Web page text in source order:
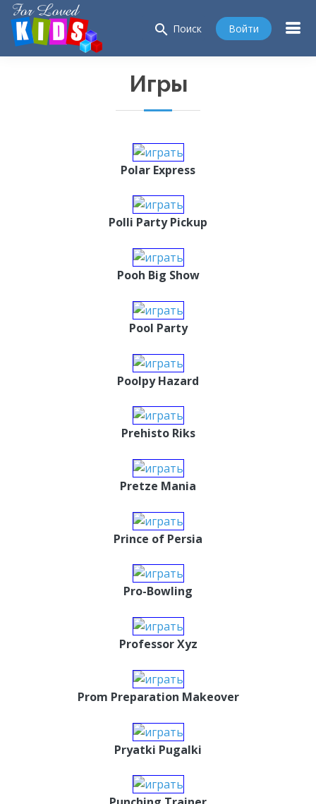
search Поиск Войти
Игры
Polar Express
Polli Party Pickup
Pooh Big Show
Pool Party
Poolpy Hazard
Prehisto Riks
Pretze Mania
Prince of Persia
Pro-Bowling
Professor Xyz
Prom Preparation Makeover
Pryatki Pugalki